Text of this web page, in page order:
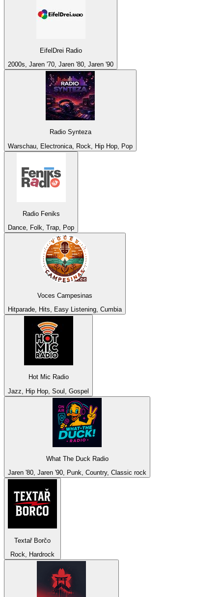
EifelDrei Radio
2000s, Jaren '70, Jaren '80, Jaren '90
Radio Synteza
Warschau, Electronica, Rock, Hip Hop, Pop
Radio Feniks
Dance, Folk, Trap, Pop
Voces Campesinas
Hitparade, Hits, Easy Listening, Cumbia
Hot Mic Radio
Jazz, Hip Hop, Soul, Gospel
What The Duck Radio
Jaren '80, Jaren '90, Punk, Country, Classic rock
Textař Borčo
Rock, Hardrock